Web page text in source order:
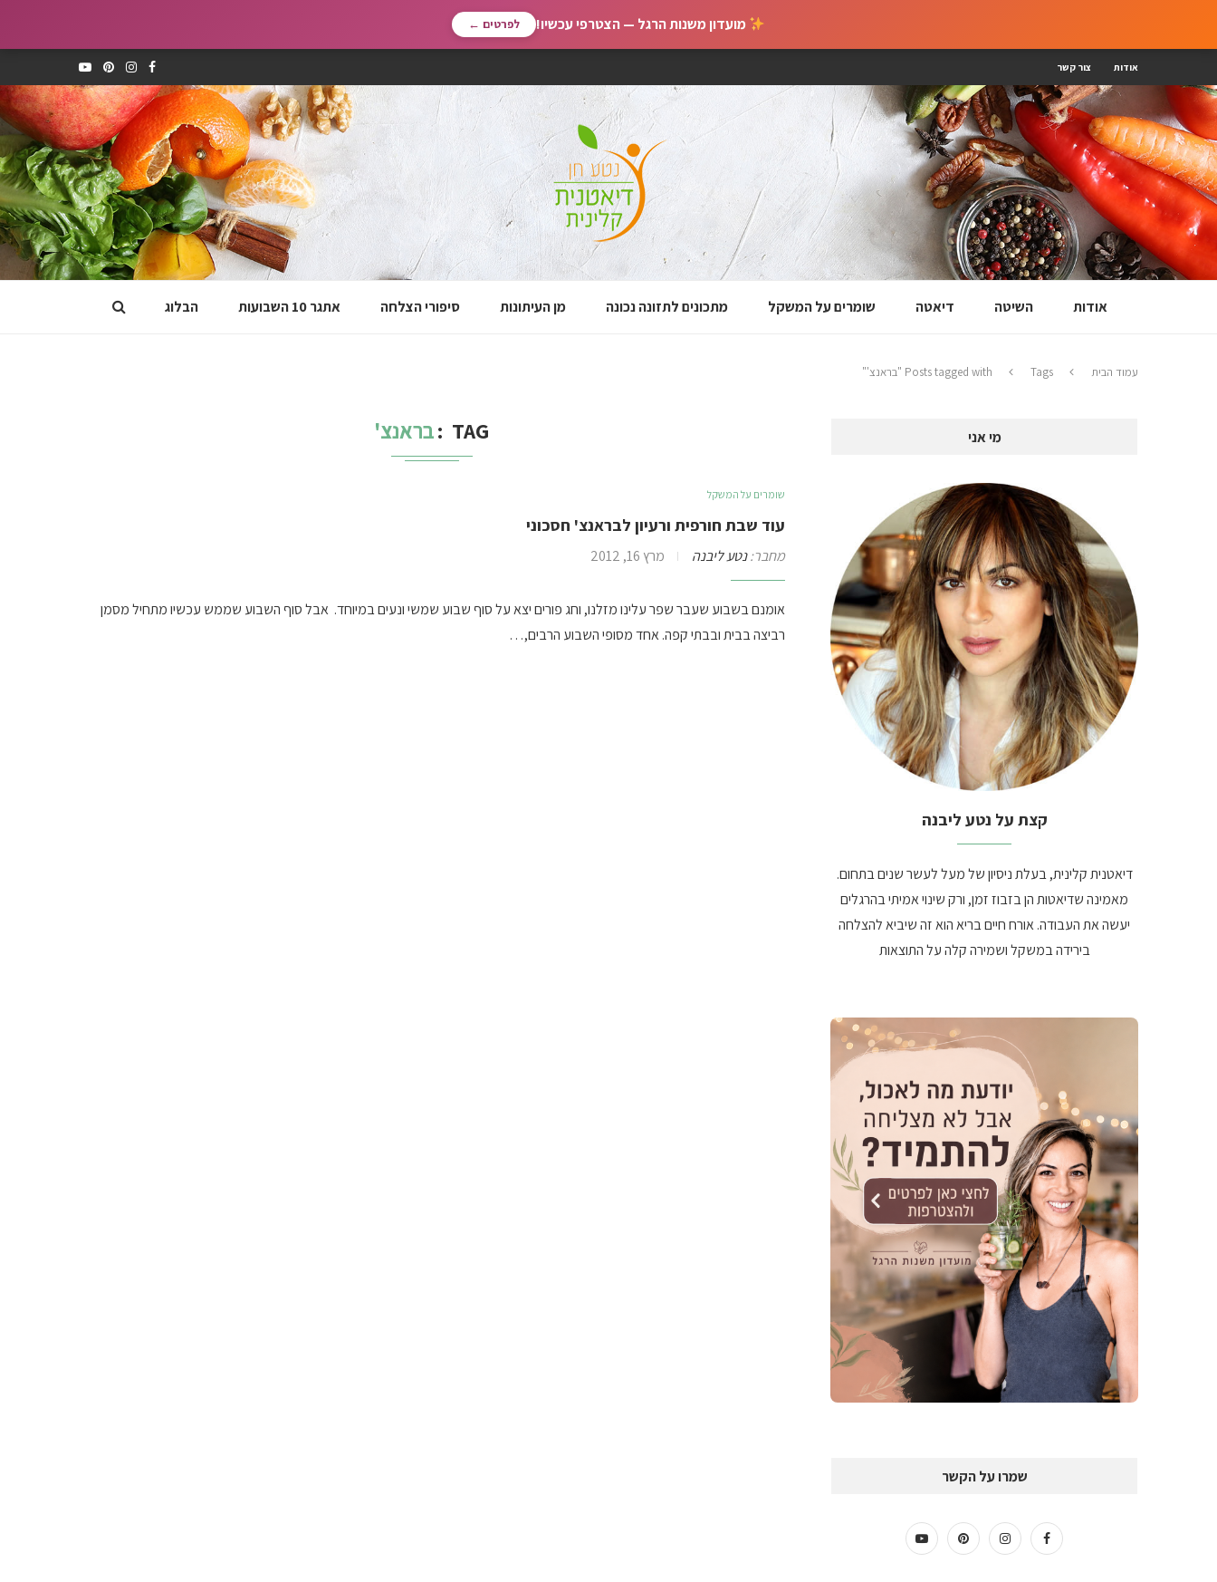
מועדון משנות הרגל — הצטרפי עכשיו! לפרטים ←
אודות צור קשר
אודות השיטה דיאטה שומרים על המשקל מתכונים לתזונה נכונה מן העיתונות סיפורי הצלחה אתגר 10 השבועות הבלוג
עמוד הבית Tags Posts tagged with "בראנצ'"
TAG בראנצ'
שומרים על המשקל
עוד שבת חורפית ורעיון לבראנצ' חסכוני
מחבר:נטע ליבנה מרץ 16, 2012
אומנם בשבוע שעבר שפר עלינו מזלנו, וחג פורים יצא על סוף שבוע שמשי ונעים במיוחד. אבל סוף השבוע שממש עכשיו מתחיל מסמן
רביצה בבית ובבתי קפה. אחד מסופי השבוע הרבים,…
מי אני
קצת על נטע ליבנה
דיאטנית קלינית, בעלת ניסיון של מעל לעשר שנים בתחום.
מאמינה שדיאטות הן בזבוז זמן, ורק שינוי אמיתי בהרגלים
יעשה את העבודה. אורח חיים בריא הוא זה שיביא להצלחה
בירידה במשקל ושמירה קלה על התוצאות
שמרו על הקשר